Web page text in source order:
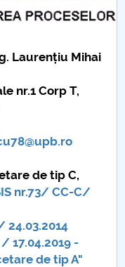
Laurențiu Mihai
nr.1 Corp T,
de tip C,
nr.73/ CC-C/
24.03.2014
17.04.2019 -
de tip A"